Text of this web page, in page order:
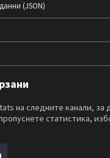
(JSON)
на следните канали, за
статистика,